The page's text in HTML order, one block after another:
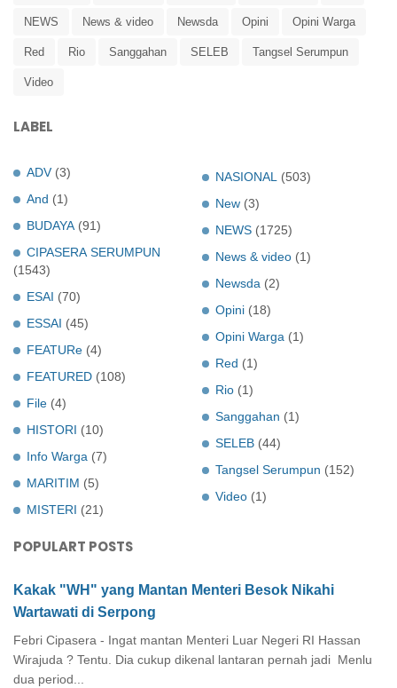
NEWS News & video Newsda Opini Opini Warga
Red Rio Sanggahan SELEB Tangsel Serumpun
Video
LABEL
ADV (3)
And (1)
BUDAYA (91)
CIPASERA SERUMPUN
(1543)
ESAI (70)
ESSAI (45)
FEATURe (4)
FEATURED (108)
File (4)
HISTORI (10)
Info Warga (7)
MARITIM (5)
MISTERI (21)
NASIONAL
(503)
New (3)
NEWS (1725)
News & video (1)
Newsda (2)
Opini (18)
Opini Warga (1)
Red (1)
Rio (1)
Sanggahan (1)
SELEB (44)
Tangsel Serumpun (152)
Video (1)
POPULART POSTS
Kakak "WH" yang Mantan Menteri Besok Nikahi
Wartawati di Serpong
Febri Cipasera - Ingat mantan Menteri Luar Negeri RI Hassan
Wirajuda ? Tentu. Dia cukup dikenal lantaran pernah jadi Menlu
dua period...